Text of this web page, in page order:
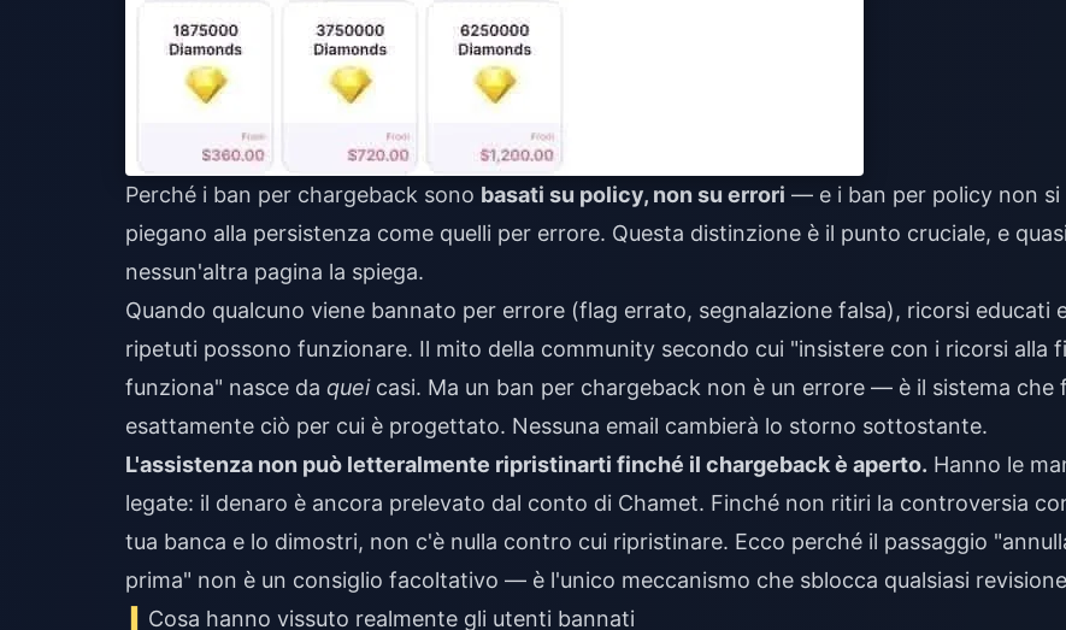
Perché i ban per chargeback sono basati su policy, non su errori — e i ban per policy non si
piegano alla persistenza come quelli per errore. Questa distinzione è il punto cruciale, e quasi
nessun'altra pagina la spiega.
Quando qualcuno viene bannato per errore (flag errato, segnalazione falsa), ricorsi educati
ripetuti possono funzionare. Il mito della community secondo cui "insistere con i ricorsi alla
funziona" nasce da queicasi. Ma un ban per chargeback non è un errore — è il sistema che
esattamente ciò per cui è progettato. Nessuna email cambierà lo storno sottostante.
L'assistenza non può letteralmente ripristinarti finché il chargeback è aperto. Hanno le
legate: il denaro è ancora prelevato dal conto di Chamet. Finché non ritiri la controversia
tua banca e lo dimostri, non c'è nulla contro cui ripristinare. Ecco perché il passaggio
prima" non è un consiglio facoltativo — è l'unico meccanismo che sblocca qualsiasi
Cosa hanno vissuto realmente gli utenti bannati